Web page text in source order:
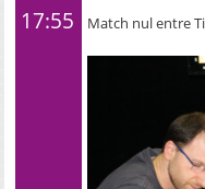
17:55 Match nul entre